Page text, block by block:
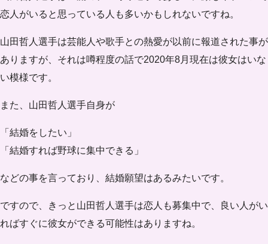
恋人がいると思っている人も多いかもしれないですね。
山田哲人選手は芸能人や歌手との熱愛が以前に報道された事が
ありますが、それは噂程度の話で2020年8月現在は彼女はいな
い模様です。
また、山田哲人選手自身が
「結婚をしたい」
「結婚すれば野球に集中できる」
などの事を言っており、 結婚願望はあるみたいです。
ですので、きっと山田哲人選手は恋人も募集中で、良い人がい
ればすぐに彼女ができる可能性はありますね。